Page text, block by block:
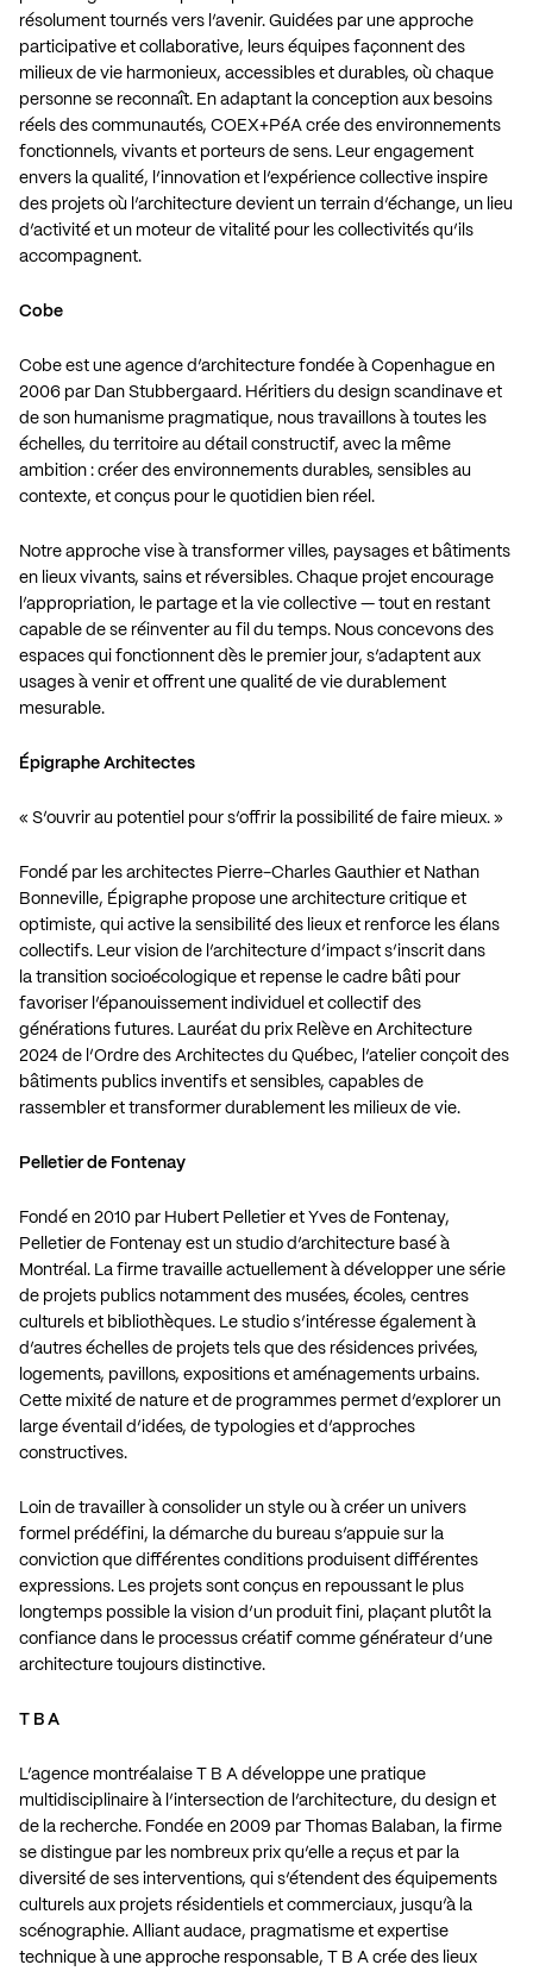
résolument tournés vers l’avenir. Guidées par une approche
participative et collaborative, leurs équipes façonnent des
milieux de vie harmonieux, accessibles et durables, où chaque
personne se reconnaît. En adaptant la conception aux besoins
réels des communautés, COEX+PéA crée des environnements
fonctionnels, vivants et porteurs de sens. Leur engagement
envers la qualité, l’innovation et l’expérience collective inspire
des projets où l’architecture devient un terrain d’échange, un lieu
d’activité et un moteur de vitalité pour les collectivités qu’ils
accompagnent.
Cobe
Cobe est une agence d’architecture fondée à Copenhague en
2006 par Dan Stubbergaard. Héritiers du design scandinave et
de son humanisme pragmatique, nous travaillons à toutes les
échelles, du territoire au détail constructif, avec la même
ambition : créer des environnements durables, sensibles au
contexte, et conçus pour le quotidien bien réel.
Notre approche vise à transformer villes, paysages et bâtiments
en lieux vivants, sains et réversibles. Chaque projet encourage
l’appropriation, le partage et la vie collective — tout en restant
capable de se réinventer au fil du temps. Nous concevons des
espaces qui fonctionnent dès le premier jour, s’adaptent aux
usages à venir et offrent une qualité de vie durablement
mesurable.
Épigraphe Architectes
« S’ouvrir au potentiel pour s’offrir la possibilité de faire mieux. »
Fondé par les architectes Pierre-Charles Gauthier et Nathan
Bonneville, Épigraphe propose une architecture critique et
optimiste, qui active la sensibilité des lieux et renforce les élans
collectifs. Leur vision de l’architecture d’impact s’inscrit dans
la transition socioécologique et repense le cadre bâti pour
favoriser l’épanouissement individuel et collectif des
générations futures. Lauréat du prix Relève en Architecture
2024 de l’Ordre des Architectes du Québec, l’atelier conçoit des
bâtiments publics inventifs et sensibles, capables de
rassembler et transformer durablement les milieux de vie.
Pelletier de Fontenay
Fondé en 2010 par Hubert Pelletier et Yves de Fontenay,
Pelletier de Fontenay est un studio d’architecture basé à
Montréal. La firme travaille actuellement à développer une série
de projets publics notamment des musées, écoles, centres
culturels et bibliothèques. Le studio s’intéresse également à
d’autres échelles de projets tels que des résidences privées,
logements, pavillons, expositions et aménagements urbains.
Cette mixité de nature et de programmes permet d’explorer un
large éventail d’idées, de typologies et d’approches
constructives.
Loin de travailler à consolider un style ou à créer un univers
formel prédéfini, la démarche du bureau s’appuie sur la
conviction que différentes conditions produisent différentes
expressions. Les projets sont conçus en repoussant le plus
longtemps possible la vision d’un produit fini, plaçant plutôt la
confiance dans le processus créatif comme générateur d’une
architecture toujours distinctive.
T B A
L’agence montréalaise T B A développe une pratique
multidisciplinaire à l’intersection de l’architecture, du design et
de la recherche. Fondée en 2009 par Thomas Balaban, la firme
se distingue par les nombreux prix qu’elle a reçus et par la
diversité de ses interventions, qui s’étendent des équipements
culturels aux projets résidentiels et commerciaux, jusqu’à la
scénographie. Alliant audace, pragmatisme et expertise
technique à une approche responsable, T B A crée des lieux